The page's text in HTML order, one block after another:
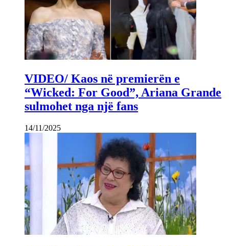
VIDEO/ Kaos në premierën e
“Wicked: For Good”, Ariana Grande
sulmohet nga një fans
14/11/2025